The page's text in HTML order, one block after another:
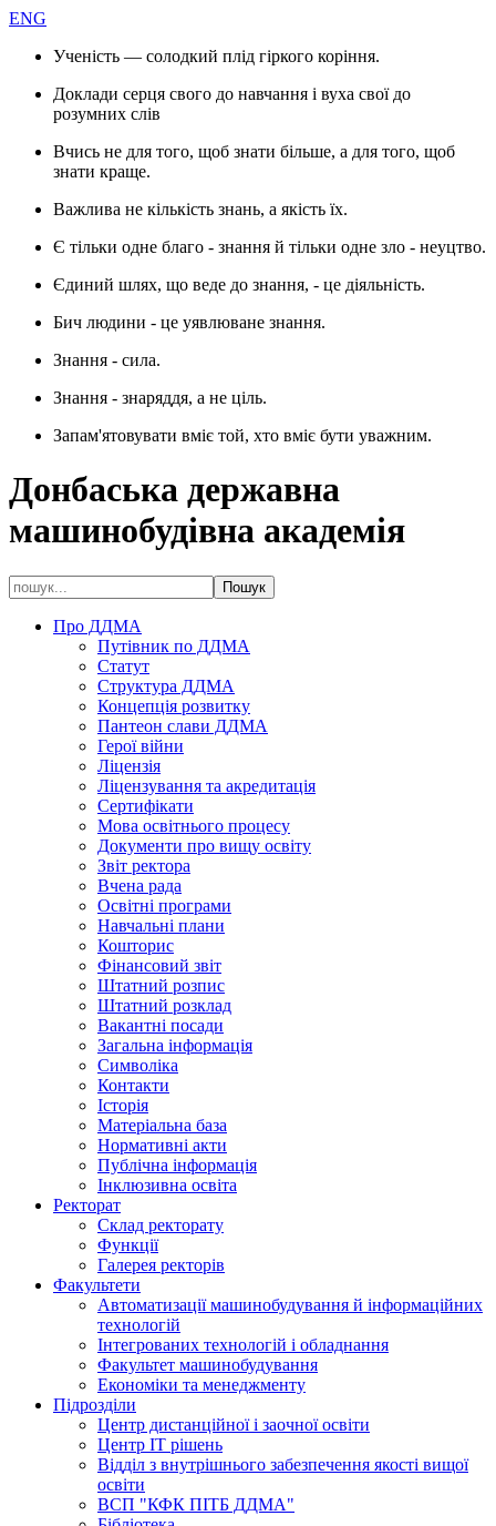
ENG
Ученість — солодкий плід гіркого коріння.
Доклади серця свого до навчання і вуха свої до
розумних слів
Вчись не для того, щоб знати більше, а для того, щоб
знати краще.
Важлива не кількість знань, а якість їх.
Є тільки одне благо - знання й тільки одне зло - неуцтво.
Єдиний шлях, що веде до знання, - це діяльність.
Бич людини - це уявлюване знання.
Знання - сила.
Знання - знаряддя, а не ціль.
Запам'ятовувати вміє той, хто вміє бути уважним.
Донбаська державна
машинобудівна академія
Про ДДМА
Путівник по ДДМА
Статут
Структура ДДМА
Концепція розвитку
Пантеон слави ДДМА
Герої війни
Ліцензія
Ліцензування та акредитація
Сертифікати
Мова освітнього процесу
Документи про вищу освіту
Звіт ректора
Вчена рада
Освітні програми
Навчальні плани
Кошторис
Фінансовий звіт
Штатний розпис
Штатний розклад
Вакантні посади
Загальна інформація
Символіка
Контакти
Історія
Матеріальна база
Нормативні акти
Публічна інформація
Інклюзивна освіта
Ректорат
Склад ректорату
Функції
Галерея ректорів
Факультети
Автоматизації машинобудування й інформаційних
технологій
Інтегрованих технологій і обладнання
Факультет машинобудування
Економіки та менеджменту
Підрозділи
Центр дистанційної і заочної освіти
Центр ІТ рішень
Відділ з внутрішнього забезпечення якості вищої
освіти
ВСП "КФК ПІТБ ДДМА"